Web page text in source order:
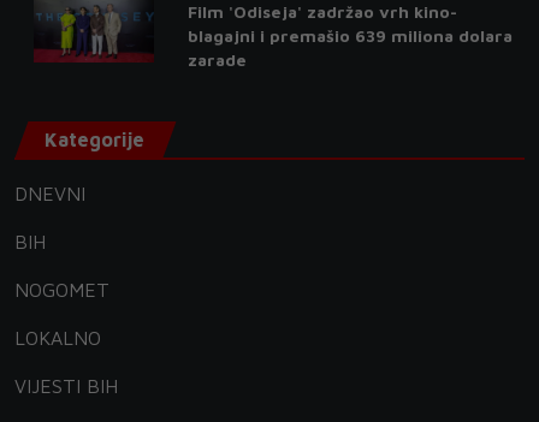
Film 'Odiseja' zadržao vrh kino-
blagajni i premašio 639 miliona dolara
zarade
Kategorije
DNEVNI
BIH
NOGOMET
LOKALNO
VIJESTI BIH